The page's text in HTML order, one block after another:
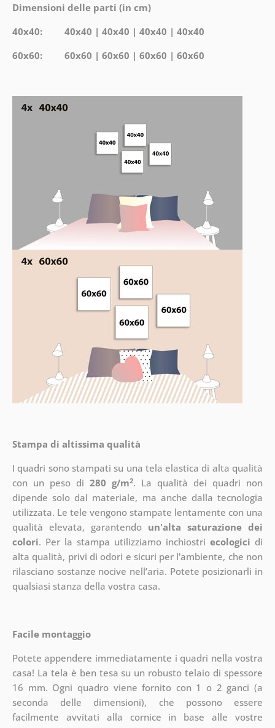
Dimensioni delle parti (in cm)
40x40: 40x40 | 40x40 | 40x40 | 40x40
60x60: 60x60 | 60x60 | 60x60 | 60x60
Stampa di altissima qualità
I quadri sono stampati su una tela elastica di alta qualità
con un peso di 280 g/m2. La qualità dei quadri non
dipende solo dal materiale, ma anche dalla tecnologia
utilizzata. Le tele vengono stampate lentamente con una
qualità elevata, garantendo un'alta saturazione dei
colori. Per la stampa utilizziamo inchiostriecologici di
alta qualità, privi di odori e sicuri per l'ambiente, che non
rilasciano sostanze nocive nell’aria. Potete posizionarli in
qualsiasi stanza della vostra casa.
Facile montaggio
Potete appendere immediatamente i quadri nella vostra
casa! La tela è ben tesa su un robusto telaio di spessore
16 mm. Ogni quadro viene fornito con 1 o 2 ganci (a
seconda delle dimensioni), che possono essere
facilmente avvitati alla cornice in base alle vostre